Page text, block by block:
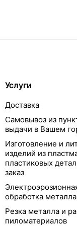
Услуги
Доставка
Самовывоз из
выдачи в Вашем
Изготовление и
изделий из
пластиковых
заказ
обработка металла
Резка металла и
пиломатериалов